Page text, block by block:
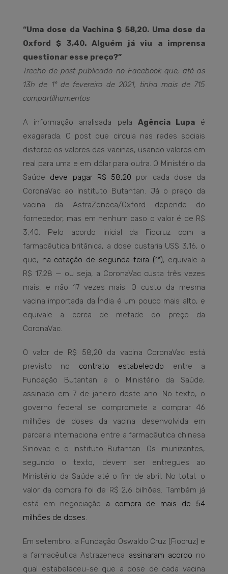
“Uma dose da Vachina $ 58,20. Uma dose da
Oxford $ 3,40. Alguém já viu a imprensa
questionar esse preço?”
Trecho de post publicado no Facebook que, até as
13h de 1º de fevereiro de 2021, tinha mais de 715
compartilhamentos
A informação analisada pela Agência Lupaé
exagerada. O post que circula nas redes sociais
distorce os valores das vacinas, usando valores em
real para uma e em dólar para outra. O Ministério da
Saúde deve pagar R$ 58,20 por cada dose da
CoronaVac ao Instituto Butantan. Já o preço da
vacina da AstraZeneca/Oxford depende do
fornecedor, mas em nenhum caso o valor é de R$
3,40. Pelo acordo inicial da Fiocruz com a
farmacêutica britânica, a dose custaria US$ 3,16, o
que, na cotação de segunda-feira (1º), equivale a
R$ 17,28 — ou seja, a CoronaVac custa três vezes
mais, e não 17 vezes mais. O custo da mesma
vacina importada da Índia é um pouco mais alto, e
equivale a cerca de metade do preço da
CoronaVac.
O valor de R$ 58,20 da vacina CoronaVac está
previsto no contrato estabelecido entre a
Fundação Butantan e o Ministério da Saúde,
assinado em 7 de janeiro deste ano. No texto, o
governo federal se compromete a comprar 46
milhões de doses da vacina desenvolvida em
parceria internacional entre a farmacêutica chinesa
Sinovac e o Instituto Butantan. Os imunizantes,
segundo o texto, devem ser entregues ao
Ministério da Saúde até o fim de abril. No total, o
valor da compra foi de R$ 2,6 bilhões. Também já
está em negociação a compra de mais de 54
milhões de doses.
Em setembro, a Fundação Oswaldo Cruz (Fiocruz) e
a farmacêutica Astrazeneca assinaram acordo no
qual estabeleceu-se que a dose de cada vacina